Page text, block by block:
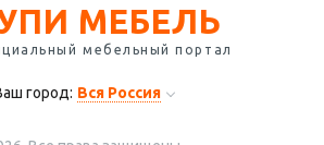
МЕБЕЛЬ
мебельный портал
город: Вся Россия